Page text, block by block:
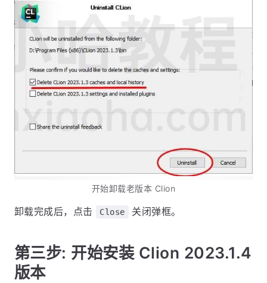
开始卸载老版本 Clion
卸载完成后，点击 Close 关闭弹框。
第三步: 开始安装 Clion 2023.1.4
版本